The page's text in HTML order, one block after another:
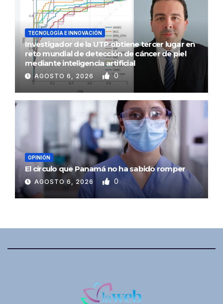
TECNOLOGÍA E INNOVACIÓN
Investigador de la UTP obtiene tercer lugar en
reto mundial de detección de cáncer de piel
mediante inteligencia artificial
AGOSTO 6, 2026 0
OPINIÓN
El círculo que Panamá no ha sabido romper
AGOSTO 6, 2026 0